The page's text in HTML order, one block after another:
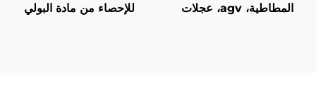
المطاطية، agv، عجلات
للإحصاء من مادة البولي